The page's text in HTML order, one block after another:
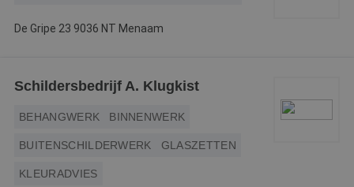
De Gripe 23 9036 NT Menaam
Schildersbedrijf A. Klugkist
BEHANGWERK BINNENWERK
BUITENSCHILDERWERK GLASZETTEN
KLEURADVIES